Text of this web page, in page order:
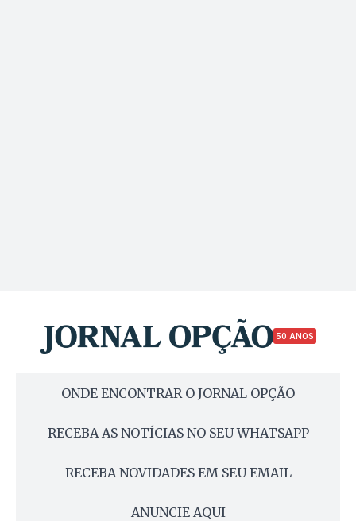
50 ANOS
ONDE ENCONTRAR O JORNAL OPÇÃO
RECEBA AS NOTÍCIAS NO SEU WHATSAPP
RECEBA NOVIDADES EM SEU EMAIL
ANUNCIE AQUI